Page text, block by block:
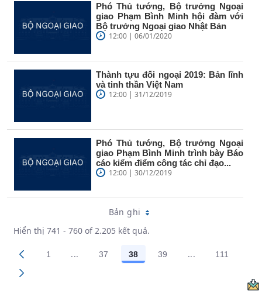
Phó Thủ tướng, Bộ trưởng Ngoại
giao Phạm Bình Minh hội đàm với
Bộ trưởng Ngoại giao Nhật Bản
12:00 | 06/01/2020
Thành tựu đối ngoại 2019: Bản lĩnh
và tinh thần Việt Nam
12:00 | 31/12/2019
Phó Thủ tướng, Bộ trưởng Ngoại
giao Phạm Bình Minh trình bày Báo
cáo kiểm điểm công tác chỉ đạo...
12:00 | 30/12/2019
Bản ghi
Hiển thị 741 - 760 of 2.205 kết quả.
Các trang trên cổng
1 ...Trang trung gian Use TAB to navigate.
Các trang trên cổng
37 Các trang trên cổng
38 Các trang trên cổng
39 ...Trang trung
Các
111